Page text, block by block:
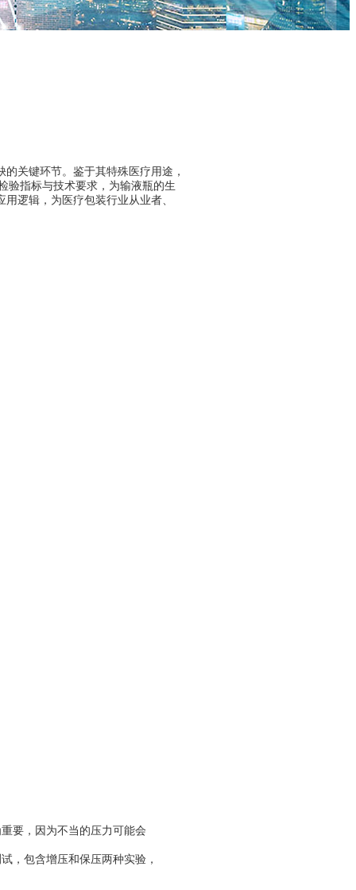
关键环节。鉴于其特殊医疗用途，
验指标与技术要求，为输液瓶的生
逻辑，为医疗包装行业从业者、
要，因为不当的压力可能会
，包含增压和保压两种实验，